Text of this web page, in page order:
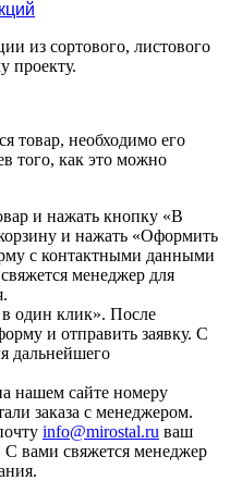
из сортового, листового
проекту.
товар, необходимо его
того, как это можно
и нажать кнопку «В
и нажать «Оформить
с контактными данными
менеджер для
один клик». После
и отправить заявку. С
дальнейшего
нашем сайте номеру
заказа с менеджером.
info@mirostal.ru ваш
С вами свяжется менеджер